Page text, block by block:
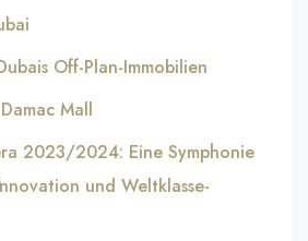
Off-Plan-Immobilien
Mall
2023/2024: Eine Symphonie
und Weltklasse-